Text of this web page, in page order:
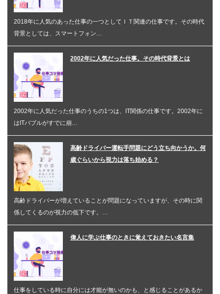
2018年に人気のあった仕事の一つとしてＩＴ関連の仕事です。その時代
背景としては、スマートフォン…
2002年に人気だった仕事。その時代背景とは
2002年に人気だった仕事のうちの1つは、IT関係の仕事です。2002年に
はITバブルがすでに崩…
高齢ドライバー運転手問題にどう立ち向かうか。何
歳ぐらいから視力は落ち始める？
高齢ドライバーが増えていることが問題になっていますが、その時に関
係してくるのが視力の低下です。…
偉人に学ぶ仕事のときに覚えておきたい名言集
仕事をしている時に自分には才能が無いのかも、と感じることがあるか